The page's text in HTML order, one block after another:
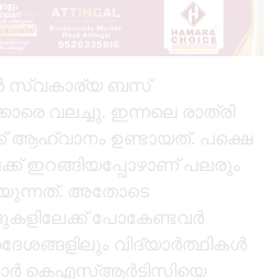
സ്വകാര്യ ബസ്
വലച്ചു. ഇന്നലെ രാത്രി
ആഹ്വാനം ഉണ്ടായത്. പക്ഷെ
ഇറങ്ങിയപ്പോഴാണ് പലരും
അതോടെ
പോകേണ്ടവർ
വിദ്യാർത്ഥികൾ
കെഎസ്ആർടിസിയെ